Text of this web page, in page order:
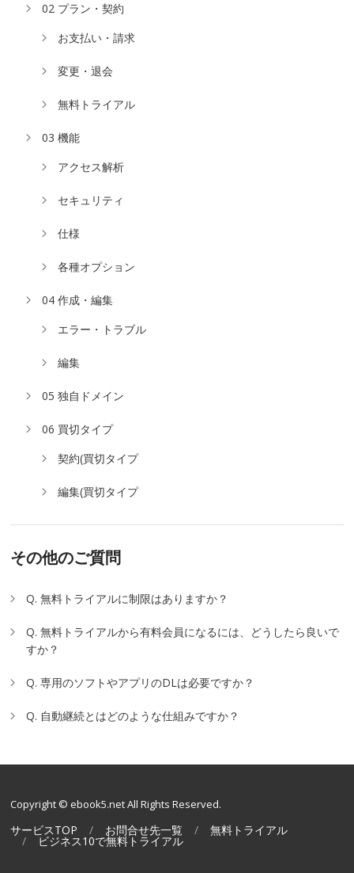
02 プラン・契約
お支払い・請求
変更・退会
無料トライアル
03 機能
アクセス解析
セキュリティ
仕様
各種オプション
04 作成・編集
エラー・トラブル
編集
05 独自ドメイン
06 買切タイプ
契約(買切タイプ
編集(買切タイプ
その他のご質問
Q. 無料トライアルに制限はありますか？
Q. 無料トライアルから有料会員になるには、どうしたら良いで
すか？
Q. 専用のソフトやアプリのDLは必要ですか？
Q. 自動継続とはどのような仕組みですか？
Copyright © ebook5.net All Rights Reserved.
サービスTOP お問合せ先一覧 無料トライアル
ビジネス10で無料トライアル